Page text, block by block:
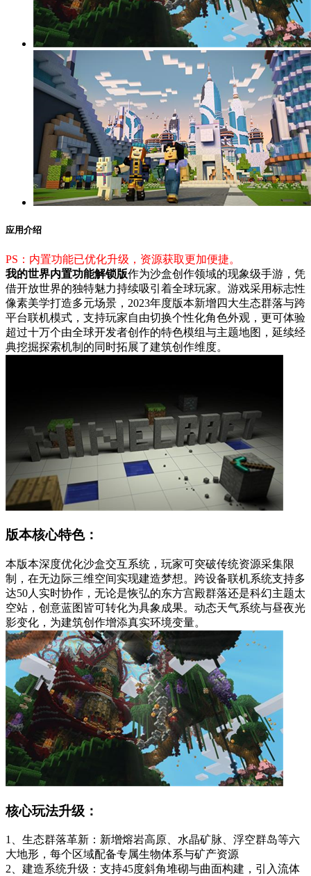
应用介绍
PS：内置功能已优化升级，资源获取更加便捷。
我的世界内置功能解锁版作为沙盒创作领域的现象级手游，凭
借开放世界的独特魅力持续吸引着全球玩家。游戏采用标志性
像素美学打造多元场景，2023年度版本新增四大生态群落与跨
平台联机模式，支持玩家自由切换个性化角色外观，更可体验
超过十万个由全球开发者创作的特色模组与主题地图，延续经
典挖掘探索机制的同时拓展了建筑创作维度。
版本核心特色：
本版本深度优化沙盒交互系统，玩家可突破传统资源采集限
制，在无边际三维空间实现建造梦想。跨设备联机系统支持多
达50人实时协作，无论是恢弘的东方宫殿群落还是科幻主题太
空站，创意蓝图皆可转化为具象成果。动态天气系统与昼夜光
影变化，为建筑创作增添真实环境变量。
核心玩法升级：
1、生态群落革新：新增熔岩高原、水晶矿脉、浮空群岛等六
大地形，每个区域配备专属生物体系与矿产资源
2、建造系统升级：支持45度斜角堆砌与曲面构建，引入流体